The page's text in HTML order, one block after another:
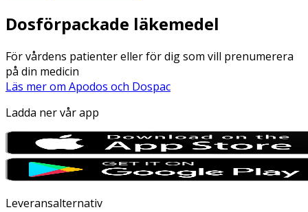
Dosförpackade läkemedel
För vårdens patienter eller för dig som vill prenumerera
på din medicin
Läs mer om Apodos och Dospac
Ladda ner vår app
Leveransalternativ